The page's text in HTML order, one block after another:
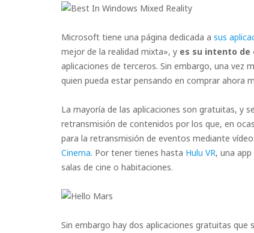
Microsoft tiene una página dedicada a sus
mejor de la realidad mixta», y es su intento de
aplicaciones de terceros. Sin embargo, una vez
quien pueda estar pensando en comprar ahora
La mayoría de las aplicaciones son gratuitas, y
retransmisión de contenidos por los que, en
para la retransmisión de eventos mediante
Cinema. Por tener tienes hasta Hulu VR, una
salas de cine o habitaciones.
Sin embargo hay dos aplicaciones gratuitas